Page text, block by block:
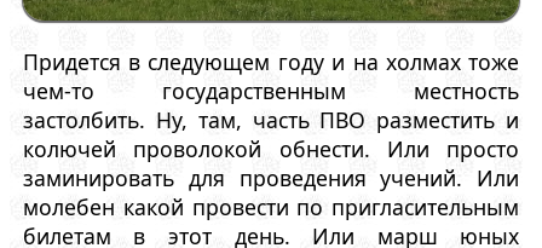
Придется в следующем году и на холмах тоже
чем-то государственным местность
застолбить. Ну, там, часть ПВО разместить и
колючей проволокой обнести. Или просто
заминировать для проведения учений. Или
молебен какой провести по пригласительным
билетам в этот день. Или марш юных